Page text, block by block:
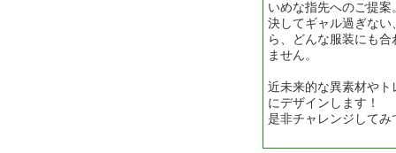
いめな指先へのご提案
決してギャル過ぎな
ら、どんな服装にも
ません。
近未来的な異素材や
にデザインします！
是非チャレンジしてみ